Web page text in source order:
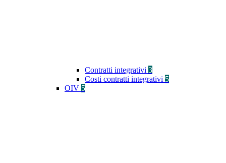
Contratti integrativi 3
Costi contratti integrativi 5
OIV 5